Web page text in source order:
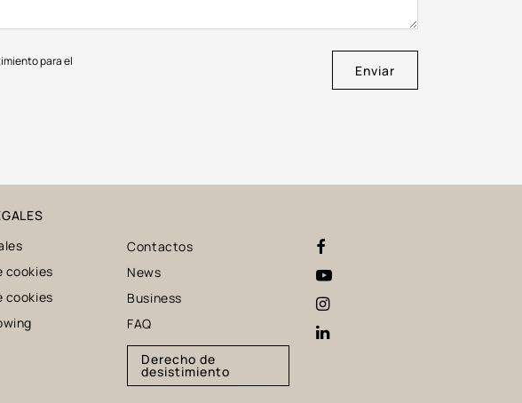
para el
Enviar
cookies
cookies
Contactos
News
Business
FAQ
Derecho de
desistimiento